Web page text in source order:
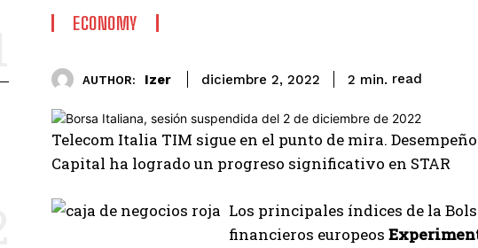
ECONOMY
AUTHOR: Izer diciembre 2, 2022 2 min. read
Telecom Italia TIM sigue en el punto de mira.
Capital ha logrado un progreso significativo en STAR
Los principales índices de la
financieros europeos